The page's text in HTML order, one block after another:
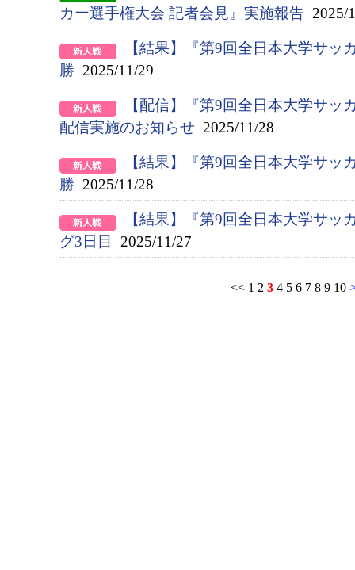
カー選手権大会 記者会見』実施報告 2025/
【結果】『第9回全日本大学サッ
勝 2025/11/29
【配信】『第9回全日本大学サッ
配信実施のお知らせ 2025/11/28
【結果】『第9回全日本大学サッ
勝 2025/11/28
【結果】『第9回全日本大学サッ
グ3日目
2025/11/27
<< 1 2 3 4 5 6 7 8 9 10